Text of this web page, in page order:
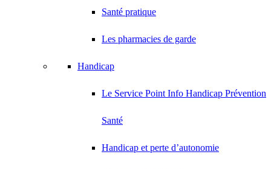
Santé pratique
Les pharmacies de garde
Handicap
Le Service Point Info Handicap Prévention
Santé
Handicap et perte d’autonomie